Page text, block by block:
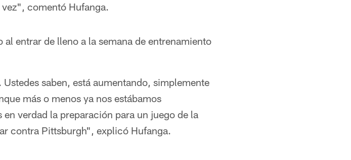
comentó Hufanga.
entrar de lleno a la semana de entrenamiento
saben, está aumentando, simplemente
más o menos ya nos estábamos
verdad la preparación para un juego de la
contra Pittsburgh", explicó Hufanga.